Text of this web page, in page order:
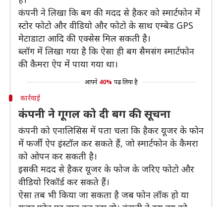
कंपनी ने लिखा कि बग की मदद से हैकर को स्मार्टफोन में
स्टोर फोटो और वीडियो और फोटो के साथ एम्बेड GPS
मेटाडाटा आदि की एक्सेस मिल सकती है।
ब्लॉग में लिखा गया है कि ऐसा ही बग सैमसंग स्मार्टफोन
की कैमरा ऐप में पाया गया था।
आपने 40% पढ़ लिया है
कार्रवाई
कंपनी ने गूगल को दी बग की सूचना
कंपनी को एनालिसिस में पता चला कि हैकर यूजर के फोन
में फर्जी ऐप इंस्टॉल कर सकते हैं, जो स्मार्टफोन के कैमरा
को ओपन कर सकती है।
इसकी मदद से हैकर यूजर के फोज के जरिए फोटो और
वीडियो रिकॉर्ड कर सकते हैं।
ऐसा तब भी किया जा सकता है जब फोन लॉक हो या